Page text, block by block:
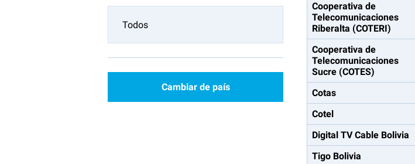
Todos
Cambiar de país
Cooperativa de
Telecomunicaciones
Riberalta (COTERI)
Cooperativa de
Telecomunicaciones
Sucre (COTES)
Cotas
Cotel
Digital TV Cable Bolivia
Tigo Bolivia